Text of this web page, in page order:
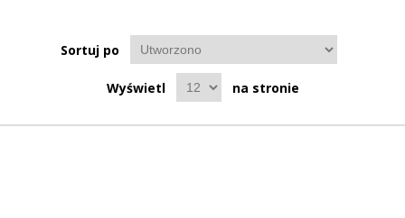
Sortuj po
Wyświetl na stronie